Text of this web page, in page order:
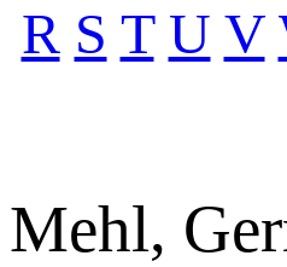
R S T U V
Mehl,